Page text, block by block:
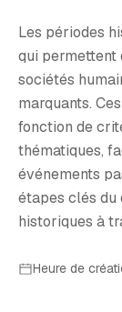
Les périodes
qui permettent
sociétés
marquants.
fonction de
thématiques,
événements
étapes clés du
historiques à
Heure de